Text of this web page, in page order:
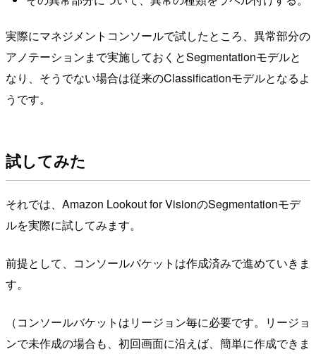
実際にマネジメントコンソールで試したところ、異常部分の
アノテーションまで実施しておくとSegmentationモデルと
なり、そうでない場合は従来のClassificationモデルとなるよ
うです。
試してみた
それでは、Amazon Lookout for VisionのSegmentationモデ
ルを実際に試してみます。
前提として、コンソールバケットは作成済みで進めていきま
す。
（コンソールバケットはリージョン毎に必要です。リージョ
ンで未作成の場合も、初回画面に沿えば、簡単に作成できま